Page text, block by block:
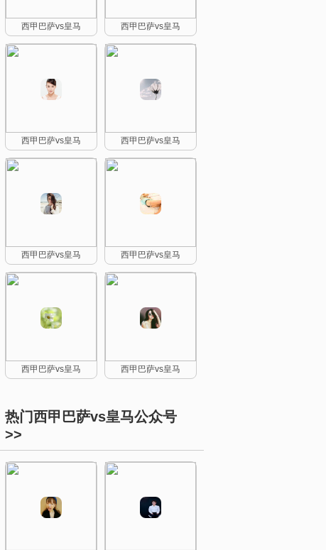
西甲巴萨vs皇马 西甲巴萨vs皇马
西甲巴萨vs皇马 西甲巴萨vs皇马
西甲巴萨vs皇马 西甲巴萨vs皇马
西甲巴萨vs皇马 西甲巴萨vs皇马
热门西甲巴萨vs皇马公众号
>>